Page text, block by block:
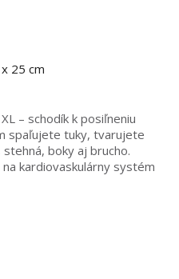
25 cm
– schodík k posiľneniu
spaľujete tuky, tvarujete
boky aj brucho.
kardiovaskulárny systém